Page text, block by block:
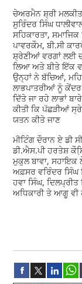
ਚੇਅਰਮੈਨ ਸ਼੍ਰੀ
ਸੁਰਿੰਦਰ ਸਿੰਘ
ਸਹਿਕਾਰਤਾ,
ਪਾਵਰਕੌਮ, ਬੀ.ਸੀ
ਸ਼੍ਰੇਣੀਆਂ ਵਰਗਾਂ ਲਈ
ਲਿਆ ਅਤੇ ਬੀਤੇ ਇੱਕ
ਉਨ੍ਹਾਂ ਨੇ ਬੱਚਿਆਂ,
ਲਾਭਪਾਤਰੀਆਂ ਨੂੰ
ਦਿੱਤੇ ਜਾ ਰਹੇ ਲਾਭਾਂ
ਕੀਤੀ ਕਿ ਪੱਛੜੀਆਂ
ਯਤਨ ਕੀਤੇ ਜਾਣ
ਮੀਟਿੰਗ ਦੌਰਾਨ ਏ ਡੀ
ਡੀ.ਐਸ.ਪੀ ਹਰਤੇਸ਼
ਮੁਕੁਲ ਬਾਵਾ, ਸਹਾਇਕ
ਅਫ਼ਸਰ ਵਰਿੰਦਰ ਸਿੰਘ
ਹਵਾ ਸਿੰਘ,
ਅਧਿਕਾਰੀ ਤੇ ਆਗੂ ਵੀ